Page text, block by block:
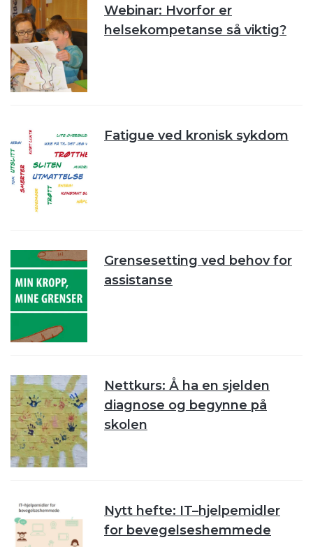
Webinar: Hvorfor er
helsekompetanse så viktig?
Fatigue ved kronisk sykdom
Grensesetting ved behov for
assistanse
Nettkurs: Å ha en sjelden
diagnose og begynne på
skolen
Nytt hefte: IT–hjelpemidler
for bevegelseshemmede